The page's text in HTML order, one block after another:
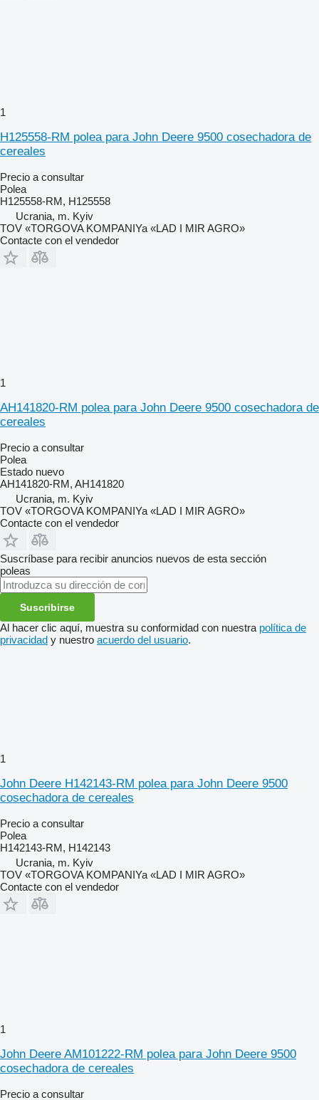
1
H125558-RM polea para John Deere 9500 cosechadora de
cereales
Precio a consultar
Polea
H125558-RM, H125558
Ucrania, m. Kyiv
TOV «TORGOVA KOMPANIYa «LAD I MIR AGRO»
Contacte con el vendedor
1
AH141820-RM polea para John Deere 9500 cosechadora de
cereales
Precio a consultar
Polea
Estado nuevo
AH141820-RM, AH141820
Ucrania, m. Kyiv
TOV «TORGOVA KOMPANIYa «LAD I MIR AGRO»
Contacte con el vendedor
Suscríbase para recibir anuncios nuevos de esta sección
poleas
Suscribirse
Al hacer clic aquí, muestra su conformidad con nuestra política de
privacidad y nuestro acuerdo del usuario.
1
John Deere H142143-RM polea para John Deere 9500
cosechadora de cereales
Precio a consultar
Polea
H142143-RM, H142143
Ucrania, m. Kyiv
TOV «TORGOVA KOMPANIYa «LAD I MIR AGRO»
Contacte con el vendedor
1
John Deere AM101222-RM polea para John Deere 9500
cosechadora de cereales
Precio a consultar